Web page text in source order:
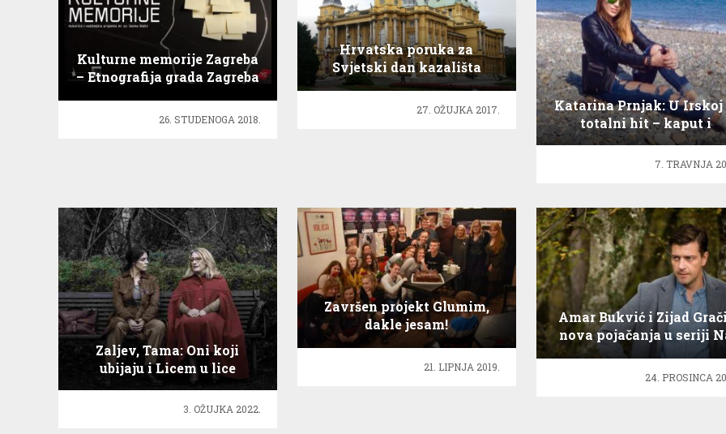
Kulturne memorije Zagreba
– Etnografija grada Zagreba
26. STUDENOGA 2018.
Hrvatska poruka za
Svjetski dan kazališta
27. OŽUJKA 2017.
Katarina Prnjak: U Irskoj
totalni hit – kaput i
sandale!
7. TRAVNJA
Zaljev, Tama: Oni koji
ubijaju i Licem u lice
3. OŽUJKA 2022.
Završen projekt Glumim,
dakle jesam!
21. LIPNJA 2019.
Amar Bukvić i Zijad
nova pojačanja u seriji
granici
24. PROSINCA